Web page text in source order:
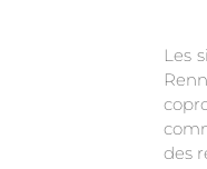
Les
des